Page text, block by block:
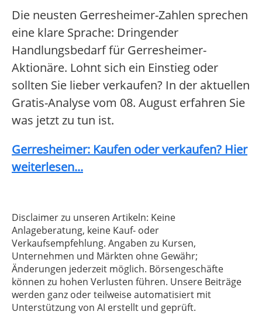
Die neusten Gerresheimer-Zahlen sprechen
eine klare Sprache: Dringender
Handlungsbedarf für Gerresheimer-
Aktionäre. Lohnt sich ein Einstieg oder
sollten Sie lieber verkaufen? In der aktuellen
Gratis-Analyse vom 08. August erfahren Sie
was jetzt zu tun ist.
Gerresheimer: Kaufen oder verkaufen? Hier
weiterlesen...
Disclaimer zu unseren Artikeln: Keine
Anlageberatung, keine Kauf- oder
Verkaufsempfehlung. Angaben zu Kursen,
Unternehmen und Märkten ohne Gewähr;
Änderungen jederzeit möglich. Börsengeschäfte
können zu hohen Verlusten führen. Unsere Beiträge
werden ganz oder teilweise automatisiert mit
Unterstützung von AI erstellt und geprüft.